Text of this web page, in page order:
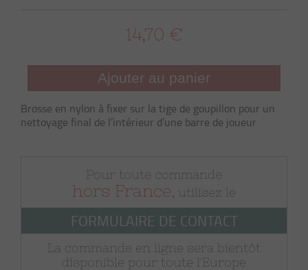
14,70 €
Ajouter au panier
Brosse en nylon à fixer sur la tige de goupillon pour un
nettoyage final de l’intérieur d’une barre de joueur
Pour toute commande
hors France , utilisez le
FORMULAIRE DE CONTACT
La commande en ligne sera bientôt
disponible pour toute l'Europe